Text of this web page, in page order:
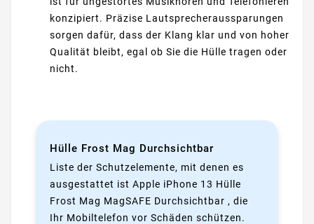
konzipiert. Präzise Lautsprecheraussparungen
sorgen dafür, dass der Klang klar und von hoher
Qualität bleibt, egal ob Sie die Hülle tragen oder
nicht.
Hülle Frost Mag Durchsichtbar
Liste der Schutzelemente, mit denen es
ausgestattet ist Apple iPhone 13 Hülle
Frost Mag MagSAFE Durchsichtbar , die
Ihr Mobiltelefon vor Schäden schützen.